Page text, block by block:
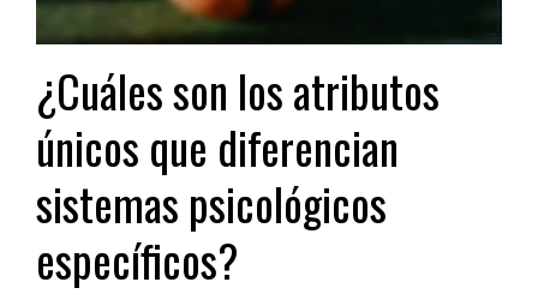
¿Cuáles son los atributos
únicos que diferencian
sistemas psicológicos
específicos?